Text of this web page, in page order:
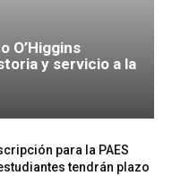
O’Higgins
y servicio a la
para la PAES
tendrán plazo